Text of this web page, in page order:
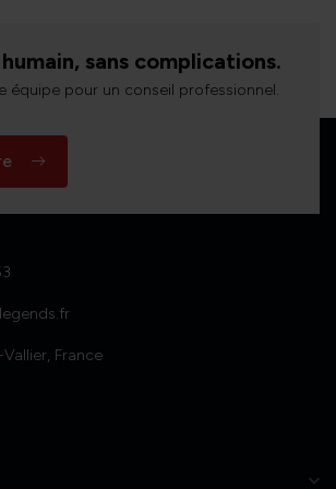
sans complications.
équipe pour un conseil professionnel.
France